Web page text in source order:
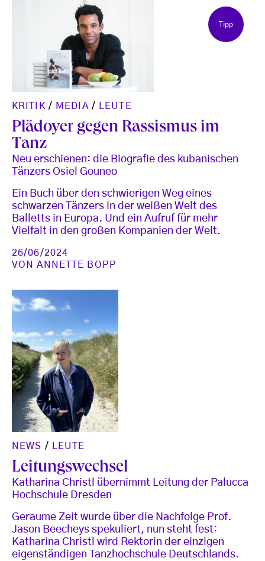
Tipp
KRITIK / MEDIA / LEUTE
Plädoyer gegen Rassismus im
Tanz
Neu erschienen: die Biografie des kubanischen
Tänzers Osiel Gouneo
Ein Buch über den schwierigen Weg eines
schwarzen Tänzers in der weißen Welt des
Balletts in Europa. Und ein Aufruf für mehr
Vielfalt in den großen Kompanien der Welt.
26/06/2024
VONANNETTE BOPP
NEWS / LEUTE
Leitungswechsel
Katharina Christl übernimmt Leitung der Palucca
Hochschule Dresden
Geraume Zeit wurde über die Nachfolge Prof.
Jason Beecheys spekuliert, nun steht fest:
Katharina Christl wird Rektorin der einzigen
eigenständigen Tanzhochschule Deutschlands.